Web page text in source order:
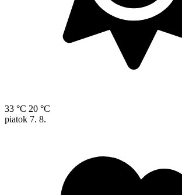
33 °C 20 °C
piatok 7. 8.